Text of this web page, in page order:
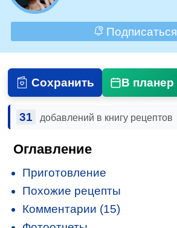
Подписаться
Сохранить В планер
31 добавлений в книгу рецептов
Оглавление
Приготовление
Похожие рецепты
Комментарии (15)